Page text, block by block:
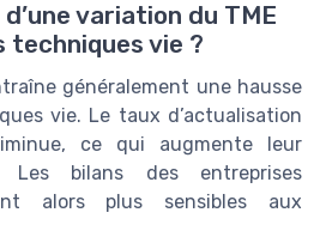
variation du TME
techniques vie ?
généralement une hausse
vie. Le taux d’actualisation
ce qui augmente leur
Les bilans des entreprises
alors plus sensibles aux